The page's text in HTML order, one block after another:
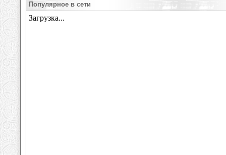
Популярное в сети